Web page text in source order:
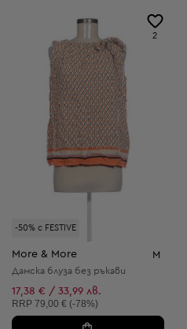
-50% с FESTIVE
2
More & More M
Дамска блуза без ръкави
17,38 € / 33,99 лв.
Препоръчителна цена:
RRP 79,00 € (-78%)